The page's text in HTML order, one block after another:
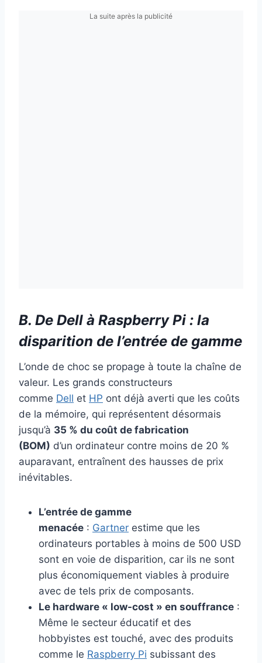
La suite après la publicité
B. De Dell à Raspberry Pi : la
disparition de l’entrée de gamme
L’onde de choc se propage à toute la chaîne de
valeur. Les grands constructeurs
comme Dell et HP ont déjà averti que les coûts
de la mémoire, qui représentent désormais
jusqu’à 35 % du coût de fabrication
(BOM) d’un ordinateur contre moins de 20 %
auparavant, entraînent des hausses de prix
inévitables.
L’entrée de gamme
menacée : Gartner estime que les
ordinateurs portables à moins de 500 USD
sont en voie de disparition, car ils ne sont
plus économiquement viables à produire
avec de tels prix de composants.
Le hardware « low-cost » en souffrance :
Même le secteur éducatif et des
hobbyistes est touché, avec des produits
comme le Raspberry Pi subissant des